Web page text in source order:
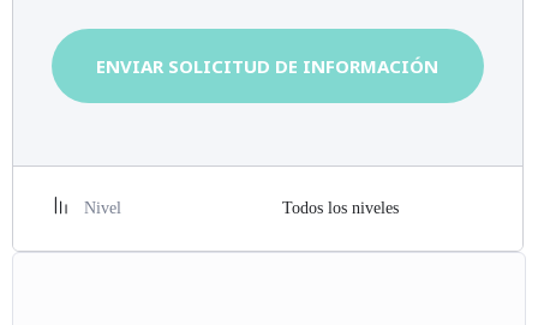
ENVIAR SOLICITUD DE INFORMACIÓN
Nivel Todos los niveles